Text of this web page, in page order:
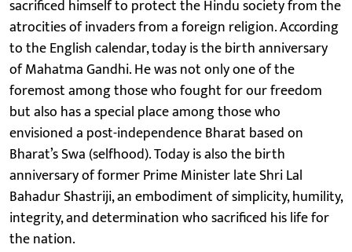
sacrificed himself to protect the Hindu society from the
atrocities of invaders from a foreign religion. According
to the English calendar, today is the birth anniversary
of Mahatma Gandhi. He was not only one of the
foremost among those who fought for our freedom
but also has a special place among those who
envisioned a post-independence Bharat based on
Bharat’s Swa (selfhood). Today is also the birth
anniversary of former Prime Minister late Shri Lal
Bahadur Shastriji, an embodiment of simplicity, humility,
integrity, and determination who sacrificed his life for
the nation.